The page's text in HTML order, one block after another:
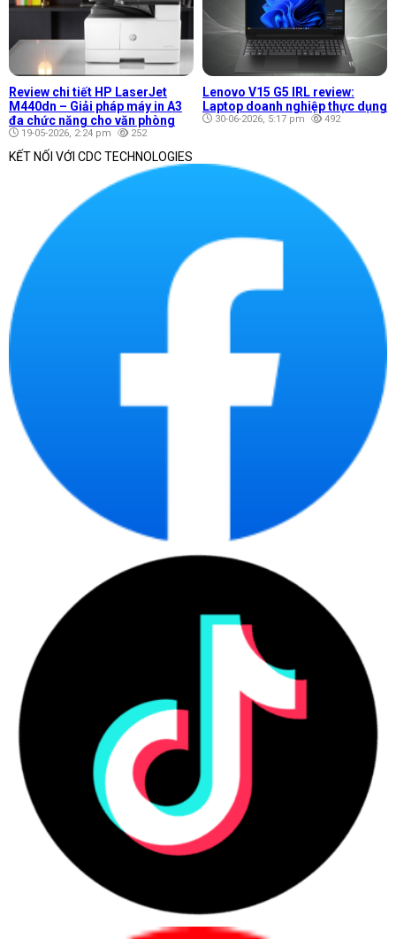
Review chi tiết HP LaserJet
M440dn – Giải pháp máy in A3
đa chức năng cho văn phòng
19-05-2026, 2:24 pm 252
Lenovo V15 G5 IRL review:
Laptop doanh nghiệp thực dụng
30-06-2026, 5:17 pm 492
KẾT NỐI VỚI CDC TECHNOLOGIES